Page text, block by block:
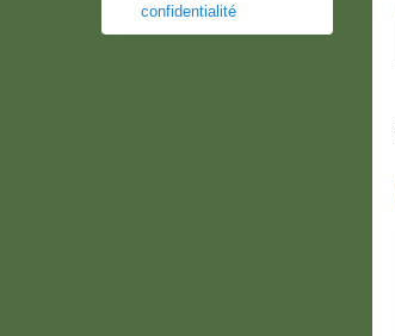
confidentialité